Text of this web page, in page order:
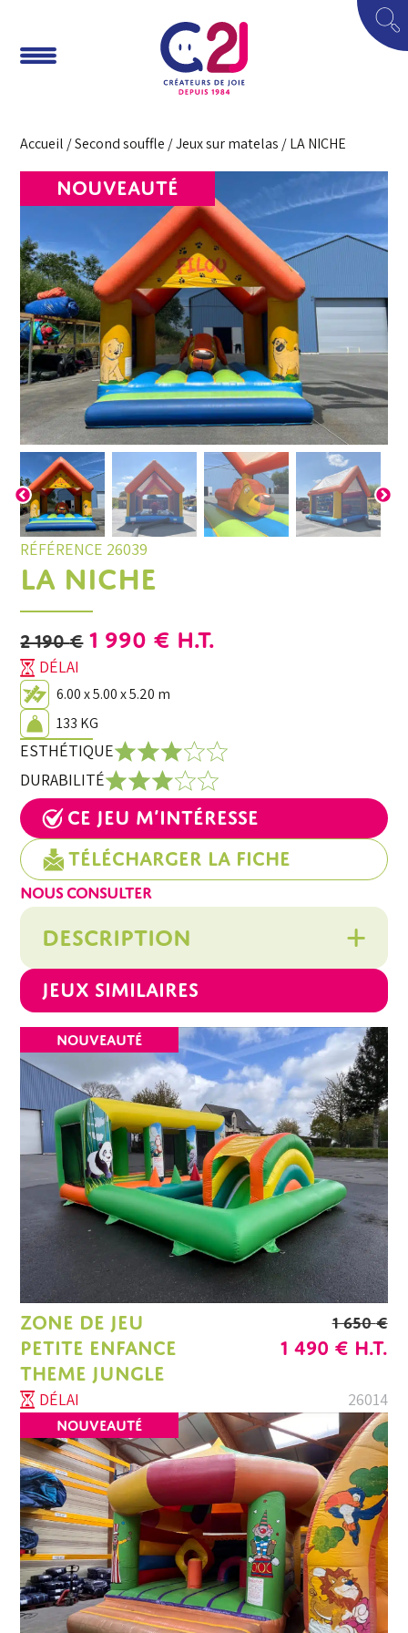
Accueil /Second souffle /Jeux sur matelas / LA NICHE
NOUVEAUTÉ
RÉFÉRENCE 26039
LA NICHE
2 190€ LE
INITIAL
ÉTAIT :
2
190 €.
1 990 € LE
1
990 €.
H.T.
DÉLAI
6.00 x 5.00 x 5.20 m
133 KG
ESTHÉTIQUE
DURABILITÉ
Ce jeu m’intéresse
Télécharger la fiche
NOUS CONSULTER
DESCRIPTION
Jeux similaires
NOUVEAUTÉ
ZONE DE JEU
PETITE ENFANCE
THEME JUNGLE
1 650€
LE
ÉTAIT :
1
650 €.
1 490 €LE
EST :
1
490 €.
H.T.
DÉLAI 26014
NOUVEAUTÉ